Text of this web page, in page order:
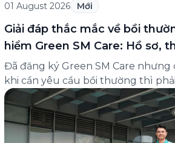
01 August 2026 Mới
Giải đáp thắc mắc về bồi
hiểm Green SM Care: Hồ sơ,
và cách liên hệ hỗ trợ
Đã đăng ký Green SM Care nhưng
khi cần yêu cầu bồi thường thì
hồ sơ ra sao, hay giấy chứng nhận
tìm ở đâu? Bài viết này tổng hợp
câu hỏi thường gặp nhất về quy
thường và hỗ trợ của Green […]